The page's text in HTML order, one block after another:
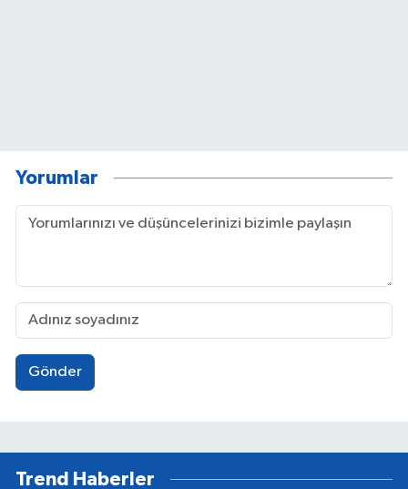
Yorumlar
Gönder
Trend Haberler